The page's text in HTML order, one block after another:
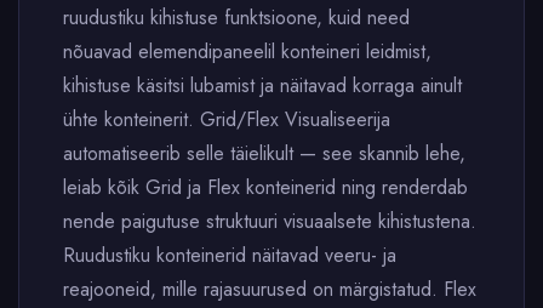
ruudustiku kihistuse funktsioone, kuid need
nõuavad elemendipaneelil konteineri leidmist,
kihistuse käsitsi lubamist ja näitavad korraga ainult
ühte konteinerit. Grid/Flex Visualiseerija
automatiseerib selle täielikult — see skannib lehe,
leiab kõik Grid ja Flex konteinerid ning renderdab
nende paigutuse struktuuri visuaalsete kihistustena.
Ruudustiku konteinerid näitavad veeru- ja
reajooneid, mille rajasuurused on märgistatud. Flex